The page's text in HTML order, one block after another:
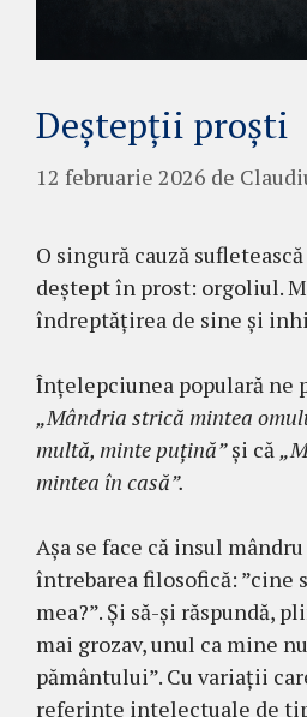
Deștepții proști
12 februarie 2026 de
O singură cauză
deștept în prost: orgoliul.
îndreptățirea de sine și
Înțelepciunea populară ne
„Mândria strică mintea
multă, minte puțină”și că
mintea în casă”.
Așa se face că insul
întrebarea filosofică: ”cine
mea?”. Și să-și răspundă,
mai grozav, unul ca mine
pământului”. Cu variații
referințe intelectuale de